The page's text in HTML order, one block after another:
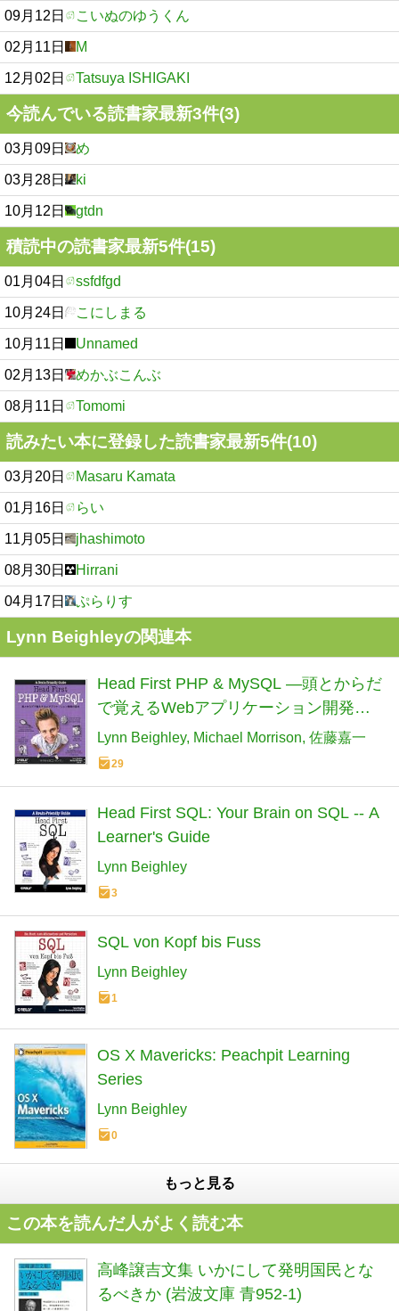
09月12日 こいぬのゆうくん
02月11日 M
12月02日 Tatsuya ISHIGAKI
今読んでいる読書家最新3件(3)
03月09日 め
03月28日 ki
10月12日 gtdn
積読中の読書家最新5件(15)
01月04日 ssfdfgd
10月24日 こにしまる
10月11日 Unnamed
02月13日 めかぶこんぶ
08月11日 Tomomi
読みたい本に登録した読書家最新5件(10)
03月20日 Masaru Kamata
01月16日 らい
11月05日 jhashimoto
08月30日 Hirrani
04月17日 ぷらりす
Lynn Beighleyの関連本
Head First PHP & MySQL ―頭とからだ
で覚えるWebアプリケーション開発の
基本
Lynn Beighley Michael Morrison 佐藤嘉一
29
Head First SQL: Your Brain on SQL -- A
Learner's Guide
Lynn Beighley
3
SQL von Kopf bis Fuss
Lynn Beighley
1
OS X Mavericks: Peachpit Learning
Series
Lynn Beighley
0
もっと見る
この本を読んだ人がよく読む本
高峰譲吉文集 いかにして発明国民とな
るべきか (岩波文庫 青952-1)